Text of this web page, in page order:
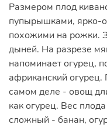
Размером плод
пупырышками, ярко-
похожими на рожки.
дыней. На разрезе
напоминает огурец,
африканский огурец.
самом деле - овощ
как огурец. Вес
сложный - банан,